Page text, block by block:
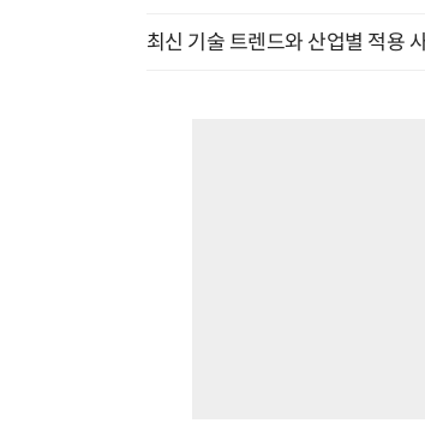
최신 기술 트렌드와 산업별 적용